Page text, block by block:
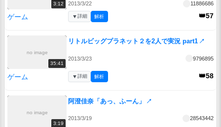
3:12 2013/3/22 11886686
ゲーム 👑57
▼詳細 解析
no image
35:41
リトルビッグプラネット２を2人で実況 part1 ↗
2013/3/23 9796895
ゲーム 👑58
▼詳細 解析
no image
3:19
阿澄佳奈「あっ、ふーん」 ↗
2013/3/19 28543442